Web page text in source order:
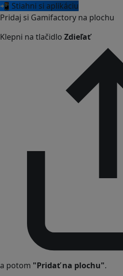
📲 Stiahni si aplikáciu
Pridaj si Gamifactory na plochu
Klepni na tlačidlo Zdieľať
a potom "Pridať na plochu".